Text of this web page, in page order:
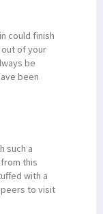
could finish
of your
be
been
such a
this
with a
to visit